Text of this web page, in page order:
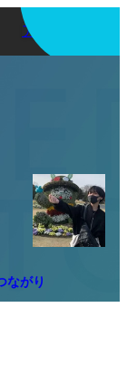
アプリを使う
ながり